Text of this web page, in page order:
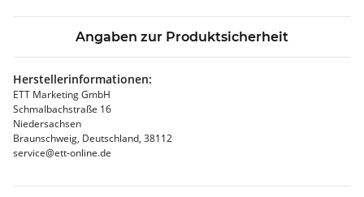
Angaben zur Produktsicherheit
Herstellerinformationen:
ETT Marketing GmbH
Schmalbachstraße 16
Niedersachsen
Braunschweig, Deutschland, 38112
service@ett-online.de